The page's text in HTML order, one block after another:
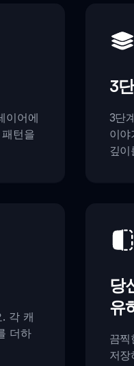
이어에
턴을
3
3단
이
깊
각 캐
더하
당
유
끔
저